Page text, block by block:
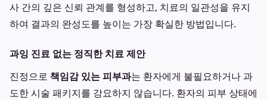
사 간의 깊은 신뢰 관계를 형성하고, 치료의 일관성을 유지
하여 결과의 완성도를 높이는 가장 확실한 방법입니다.
과잉 진료 없는 정직한 치료 제안
진정으로 책임감 있는 피부과는 환자에게 불필요하거나 과
도한 시술 패키지를 강요하지 않습니다. 환자의 피부 상태에